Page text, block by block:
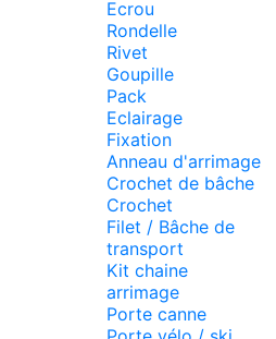
Ecrou
Rondelle
Rivet
Goupille
Pack
Eclairage
Fixation
Anneau d'arrimage
Crochet de bâche
Crochet
Filet / Bâche de
transport
Kit chaine
arrimage
Porte canne